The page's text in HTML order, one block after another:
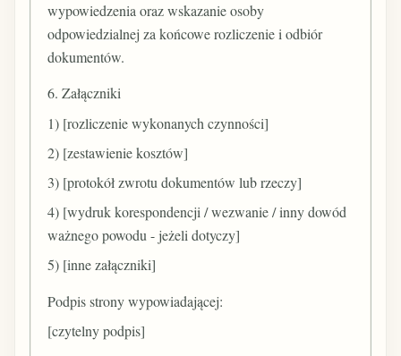
wypowiedzenia oraz wskazanie osoby
odpowiedzialnej za końcowe rozliczenie i odbiór
dokumentów.
6. Załączniki
1) [rozliczenie wykonanych czynności]
2) [zestawienie kosztów]
3) [protokół zwrotu dokumentów lub rzeczy]
4) [wydruk korespondencji / wezwanie / inny dowód
ważnego powodu - jeżeli dotyczy]
5) [inne załączniki]
Podpis strony wypowiadającej:
[czytelny podpis]